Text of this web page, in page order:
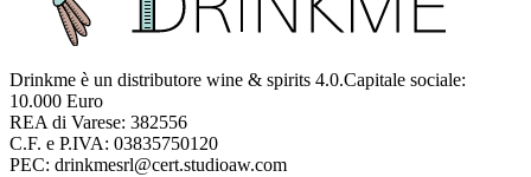
Drinkme è un distributore wine & spirits 4.0.Capitale sociale:
10.000 Euro
REA di Varese: 382556
C.F. e P.IVA: 03835750120
PEC: drinkmesrl@cert.studioaw.com